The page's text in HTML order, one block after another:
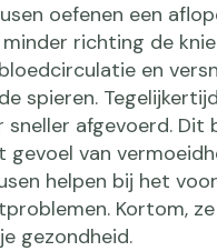
oefenen een
richting de
en
spieren.
sneller afgevoerd.
van
helpen bij het
Kortom,
gezondheid.